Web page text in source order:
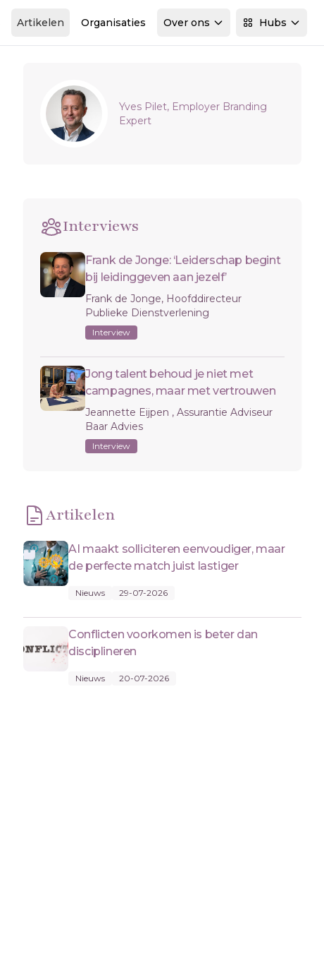
Artikelen Organisaties Over ons Hubs
Sidebar
Yves Pilet, Employer Branding
Expert
Interviews
Frank de Jonge: ‘Leiderschap begint
bij leidinggeven aan jezelf’
Frank de Jonge, Hoofddirecteur
Publieke Dienstverlening
Interview
Jong talent behoud je niet met
campagnes, maar met vertrouwen
Jeannette Eijpen , Assurantie Adviseur
Baar Advies
Interview
Artikelen
AI maakt solliciteren eenvoudiger, maar
de perfecte match juist lastiger
Nieuws 29-07-2026
Conflicten voorkomen is beter dan
disciplineren
Nieuws 20-07-2026